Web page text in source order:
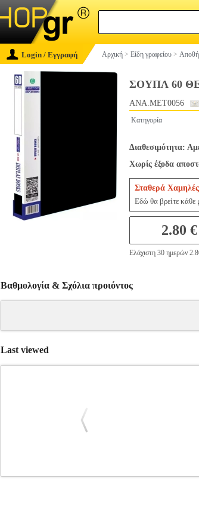
Login / Εγγραφή Αρχική > Είδη γραφείου >
ΣΟΥΠΛ 60
ANA.MET0056
Κατηγορία
Διαθεσιμότητα:
Χωρίς έξοδα
Σταθερά
Εδώ θα βρείτε κάθε
2.80 €
Ελάχιστη 30 ημερών
Βαθμολογία & Σχόλια προιόντος
Last viewed